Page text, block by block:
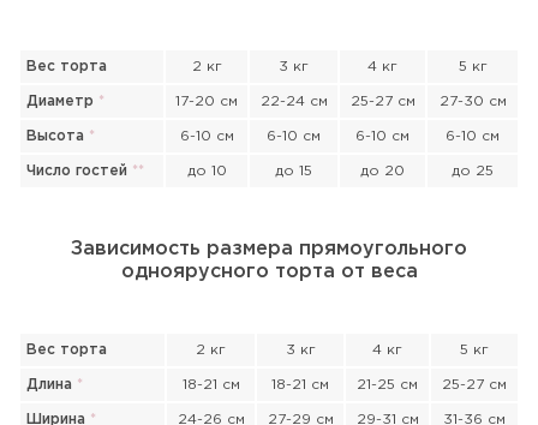
Вес торта 2 кг 3 кг 4 кг 5 кг
Диаметр * 17-20 см 22-24 см 25-27 см 27-30 см
Высота * 6-10 см 6-10 см 6-10 см 6-10 см
Число гостей ** до 10 до 15 до 20 до 25
Зависимость размера прямоугольного
одноярусного торта от веса
Вес торта 2 кг 3 кг 4 кг 5 кг
Длина * 18-21 см 18-21 см 21-25 см 25-27 см
Ширина * 24-26 см 27-29 см 29-31 см 31-36 см